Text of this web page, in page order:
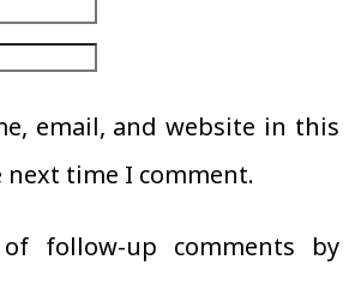
email, and website in this
time I comment.
follow-up comments by